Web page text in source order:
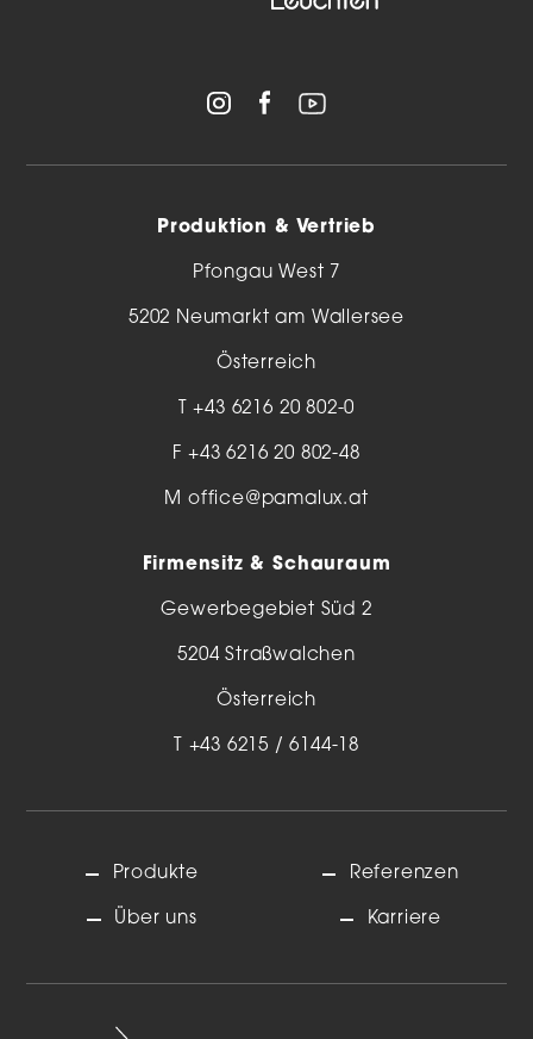
Produktion & Vertrieb
Pfongau West 7
5202 Neumarkt am Wallersee
Österreich
T+43 6216 20 802-0
F +43 6216 20 802-48
M office@pamalux.at
Firmensitz & Schauraum
Gewerbegebiet Süd 2
5204 Straßwalchen
Österreich
T +43 6215 / 6144-18
Produkte
Über uns
Referenzen
Karriere